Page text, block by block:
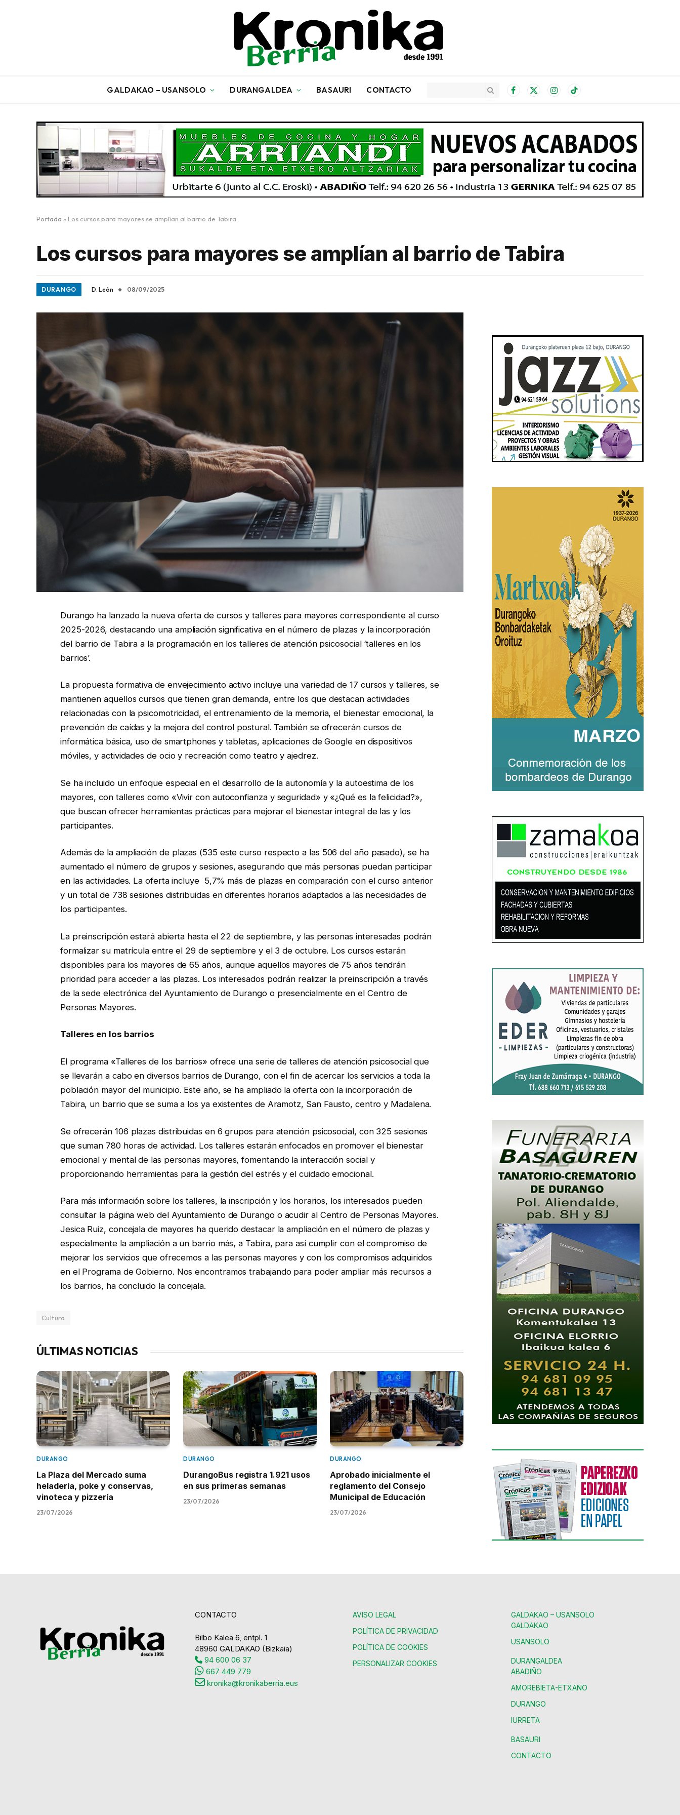
GALDAKAO – USANSOLO DURANGALDEA BASAURI CONTACTO Facebook
X
InstagramTikTok
Portada » Los cursos para mayores se amplían al barrio de Tabira
Los cursos para mayores se amplían al barrio de Tabira
DURANGO D. León 08/09/2025
Durango ha lanzado la nueva oferta de cursos y talleres para mayores correspondiente al curso
2025-2026, destacando una ampliación significativa en el número de plazas y la incorporación
del barrio de Tabira a la programación en los talleres de atención psicosocial ‘talleres en los
barrios’.
La propuesta formativa de envejecimiento activo incluye una variedad de 17 cursos y talleres, se
mantienen aquellos cursos que tienen gran demanda, entre los que destacan actividades
relacionadas con la psicomotricidad, el entrenamiento de la memoria, el bienestar emocional, la
prevención de caídas y la mejora del control postural. También se ofrecerán cursos de
informática básica, uso de smartphones y tabletas, aplicaciones de Google en dispositivos
móviles, y actividades de ocio y recreación como teatro y ajedrez.
Se ha incluido un enfoque especial en el desarrollo de la autonomía y la autoestima de los
mayores, con talleres como «Vivir con autoconfianza y seguridad» y «¿Qué es la felicidad?»,
que buscan ofrecer herramientas prácticas para mejorar el bienestar integral de las y los
participantes.
Además de la ampliación de plazas (535 este curso respecto a las 506 del año pasado), se ha
aumentado el número de grupos y sesiones, asegurando que más personas puedan participar
en las actividades. La oferta incluye 5,7% más de plazas en comparación con el curso anterior
y un total de 738 sesiones distribuidas en diferentes horarios adaptados a las necesidades de
los participantes.
La preinscripción estará abierta hasta el 22 de septiembre, y las personas interesadas podrán
formalizar su matrícula entre el 29 de septiembre y el 3 de octubre. Los cursos estarán
disponibles para los mayores de 65 años, aunque aquellos mayores de 75 años tendrán
prioridad para acceder a las plazas. Los interesados podrán realizar la preinscripción a través
de la sede electrónica del Ayuntamiento de Durango o presencialmente en el Centro de
Personas Mayores.
Talleres en los barrios
El programa «Talleres de los barrios» ofrece una serie de talleres de atención psicosocial que
se llevarán a cabo en diversos barrios de Durango, con el fin de acercar los servicios a toda la
población mayor del municipio. Este año, se ha ampliado la oferta con la incorporación de
Tabira, un barrio que se suma a los ya existentes de Aramotz, San Fausto, centro y Madalena.
Se ofrecerán 106 plazas distribuidas en 6 grupos para atención psicosocial, con 325 sesiones
que suman 780 horas de actividad. Los talleres estarán enfocados en promover el bienestar
emocional y mental de las personas mayores, fomentando la interacción social y
proporcionando herramientas para la gestión del estrés y el cuidado emocional.
Para más información sobre los talleres, la inscripción y los horarios, los interesados pueden
consultar la página web del Ayuntamiento de Durango o acudir al Centro de Personas Mayores.
Jesica Ruiz, concejala de mayores ha querido destacar la ampliación en el número de plazas y
especialmente la ampliación a un barrio más, a Tabira, para así cumplir con el compromiso de
mejorar los servicios que ofrecemos a las personas mayores y con los compromisos adquiridos
en el Programa de Gobierno. Nos encontramos trabajando para poder ampliar más recursos a
los barrios, ha concluido la concejala.
Cultura
ÚLTIMAS NOTICIAS
DURANGO
La Plaza del Mercado suma
heladería, poke y conservas,
vinoteca y pizzería
23/07/2026
DURANGO
DurangoBus registra 1.921 usos
en sus primeras semanas
23/07/2026
DURANGO
Aprobado inicialmente el
reglamento del Consejo
Municipal de Educación
23/07/2026
CONTACTO
Bilbo Kalea 6, entpl. 1
48960 GALDAKAO (Bizkaia)
94 600 06 37
667 449 779
kronika@kronikaberria.eus
AVISO LEGAL
POLÍTICA DE PRIVACIDAD
POLÍTICA DE COOKIES
PERSONALIZAR COOKIES
GALDAKAO – USANSOLO
GALDAKAO
USANSOLO
DURANGALDEA
ABADIÑO
AMOREBIETA-ETXANO
DURANGO
IURRETA
BASAURI
CONTACTO